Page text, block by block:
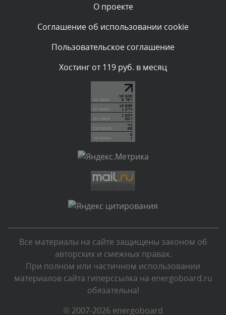
Комментарий проверяется
администратором.
Комментарий проверяется
Текст комментария будет виден после проверки
Комментарий проверяется
Текст комментария будет виден после проверки
администратором.
Текст комментария будет виден после проверки
администратором.
Комментарий проверяется
Текст комментария будет виден после проверки
администратором.
Вчера, в 15:09
Комментарий проверяется
О проекте
Соглашение об использовании cookie
Пользовательское соглашение
Хостинг от 119 руб. в месяц
Все материалы на сайте защищены законом об
авторских и смежных правах.
При полном или частичном использовании
материалов сайта гиперссылка на energoboard.ru
обязательна!
© 2007-2026 energoboard